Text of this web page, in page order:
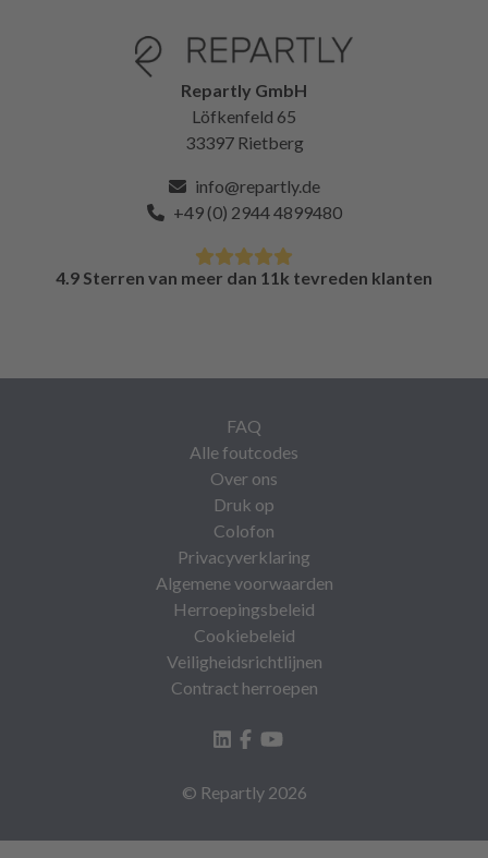
Repartly GmbH
Löfkenfeld 65
33397 Rietberg
info@repartly.de
+49 (0) 2944 4899480
4.9 Sterren van meer dan 11k tevreden klanten
FAQ
Alle foutcodes
Over ons
Druk op
Colofon
Privacyverklaring
Algemene voorwaarden
Herroepingsbeleid
Cookiebeleid
Veiligheidsrichtlijnen
Contract herroepen
© Repartly 2026